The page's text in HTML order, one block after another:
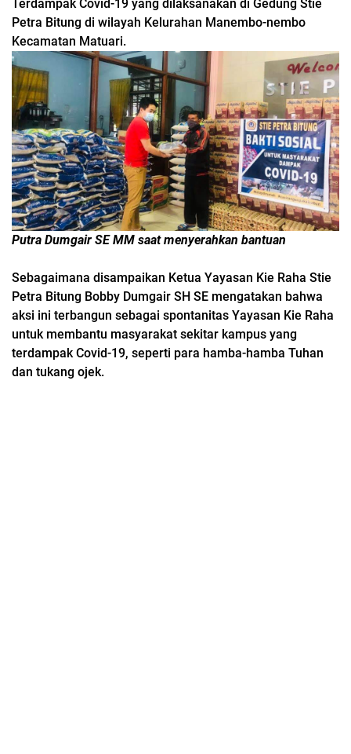
Terdampak Covid-19 yang dilaksanakan di Gedung Stie
Petra Bitung di wilayah Kelurahan Manembo-nembo
Kecamatan Matuari.
Putra Dumgair SE MM saat menyerahkan bantuan
Sebagaimana disampaikan Ketua Yayasan Kie Raha Stie
Petra Bitung Bobby Dumgair SH SE mengatakan bahwa
aksi ini terbangun sebagai spontanitas Yayasan Kie Raha
untuk membantu masyarakat sekitar kampus yang
terdampak Covid-19, seperti para hamba-hamba Tuhan
dan tukang ojek.